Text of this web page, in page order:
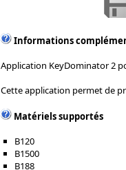
Informations
Application KeyDominator 2
Cette application permet de
Matériels supportés
B120
B1500
B188